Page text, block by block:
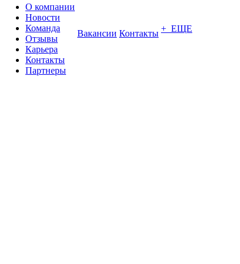
О компании
Новости
Команда
Отзывы
Карьера
Контакты
Партнеры
Вакансии Контакты + ЕЩЕ